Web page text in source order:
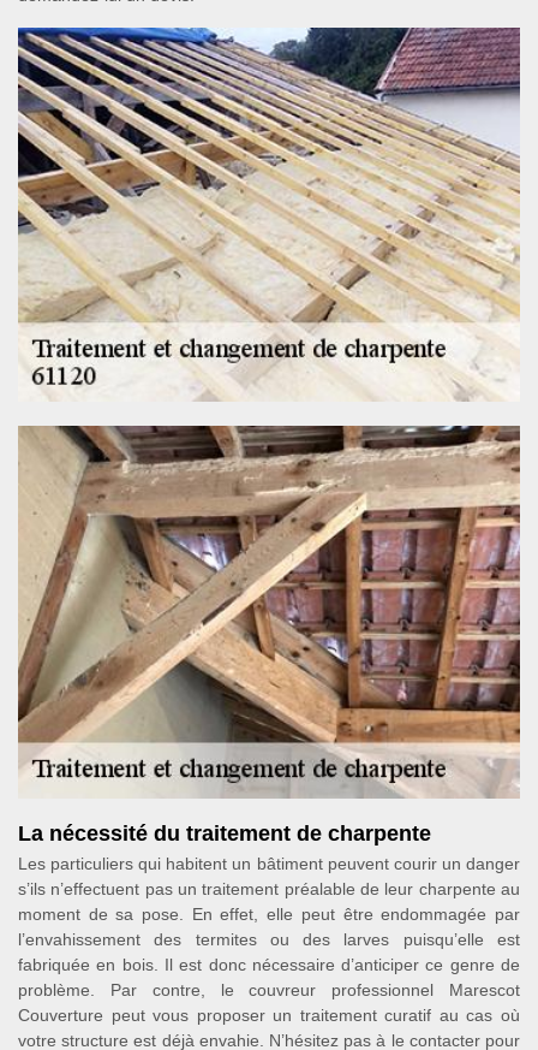
La nécessité du traitement de charpente
Les particuliers qui habitent un bâtiment peuvent courir un danger
s’ils n’effectuent pas un traitement préalable de leur charpente au
moment de sa pose. En effet, elle peut être endommagée par
l’envahissement des termites ou des larves puisqu’elle est
fabriquée en bois. Il est donc nécessaire d’anticiper ce genre de
problème. Par contre, le couvreur professionnel Marescot
Couverture peut vous proposer un traitement curatif au cas où
votre structure est déjà envahie. N’hésitez pas à le contacter pour